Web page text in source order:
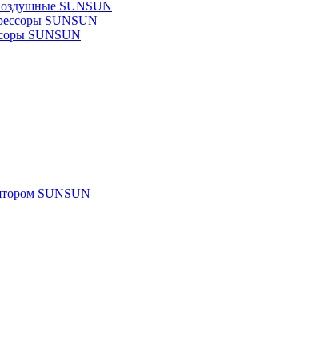
SUNSUN
SUNSUN
SUNSUN
SUNSUN